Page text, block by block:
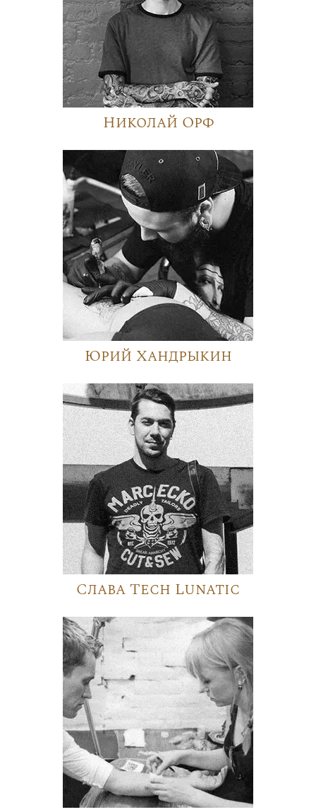
Николай Орф
Юрий Хандрыкин
Слава Tech Lunatic